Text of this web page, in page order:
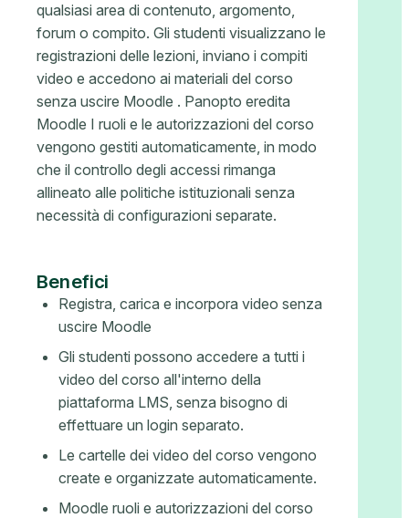
qualsiasi area di contenuto, argomento,
forum o compito. Gli studenti visualizzano le
registrazioni delle lezioni, inviano i compiti
video e accedono ai materiali del corso
senza uscire Moodle . Panopto eredita
Moodle I ruoli e le autorizzazioni del corso
vengono gestiti automaticamente, in modo
che il controllo degli accessi rimanga
allineato alle politiche istituzionali senza
necessità di configurazioni separate.
Benefici
Registra, carica e incorpora video senza
uscire Moodle
Gli studenti possono accedere a tutti i
video del corso all'interno della
piattaforma LMS, senza bisogno di
effettuare un login separato.
Le cartelle dei video del corso vengono
create e organizzate automaticamente.
Moodle ruoli e autorizzazioni del corso